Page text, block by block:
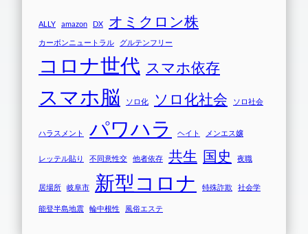
ALLY amazon DX オミクロン株
カーボンニュートラル グルテンフリー
コロナ世代 スマホ依存
スマホ脳 ソロ化 ソロ化社会 ソロ社会
ハラスメント パワハラ ヘイト メンエス嬢
レッテル貼り 不同意性交 他者依存 共生 国史 夜職
居場所 岐阜市 新型コロナ 特殊詐欺 社会学
能登半島地震 輪中根性 風俗エステ